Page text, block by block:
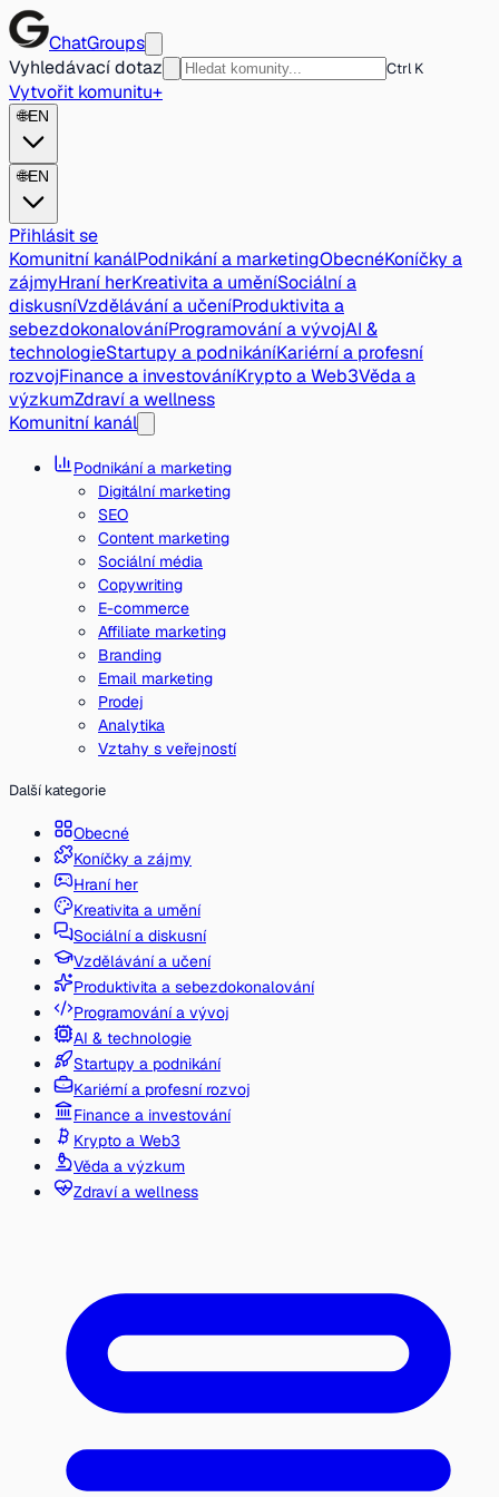
ChatGroups
Vyhledávací dotaz
Ctrl K
Vytvořit komunitu+
🌐EN
🌐EN
Přihlásit se
Komunitní kanálPodnikání a marketingObecnéKoníčky a
zájmyHraní herKreativita a uměníSociální a
diskusníVzdělávání a učeníProduktivita a
sebezdokonalováníProgramování a vývojAI &
technologieStartupy a podnikáníKariérní a profesní
rozvojFinance a investováníKrypto a Web3Věda a
výzkumZdraví a wellness
Komunitní kanál
Podnikání a marketing
Digitální marketing
SEO
Content marketing
Sociální média
Copywriting
E-commerce
Affiliate marketing
Branding
Email marketing
Prodej
Analytika
Vztahy s veřejností
Další kategorie
Obecné
Koníčky a zájmy
Hraní her
Kreativita a umění
Sociální a diskusní
Vzdělávání a učení
Produktivita a sebezdokonalování
Programování a vývoj
AI & technologie
Startupy a podnikání
Kariérní a profesní rozvoj
Finance a investování
Krypto a Web3
Věda a výzkum
Zdraví a wellness